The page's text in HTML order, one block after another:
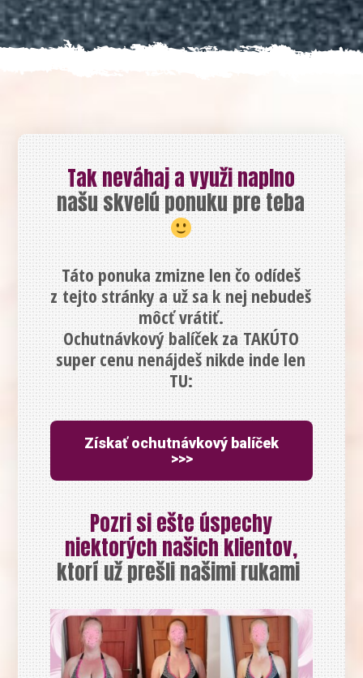
Tak neváhaj a využi naplno
našu skvelú ponuku pre teba
Táto ponuka zmizne len čo odídeš
z tejto stránky a už sa k nej nebudeš
môcť vrátiť.
Ochutnávkový balíček za TAKÚTO
super cenu nenájdeš nikde inde len
TU:
Získať ochutnávkový balíček
>>>
Pozri si ešte úspechy
niektorých našich klientov,
ktorí už prešli našimi rukami